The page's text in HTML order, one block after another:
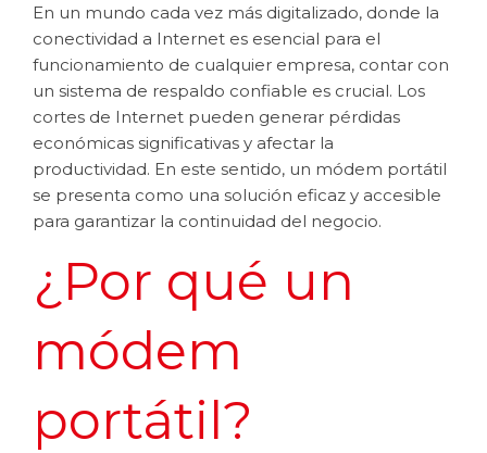
En un mundo cada vez más digitalizado, donde la
conectividad a Internet es esencial para el
funcionamiento de cualquier empresa, contar con
un sistema de respaldo confiable es crucial. Los
cortes de Internet pueden generar pérdidas
económicas significativas y afectar la
productividad. En este sentido, un módem portátil
se presenta como una solución eficaz y accesible
para garantizar la continuidad del negocio.
¿Por qué un
módem
portátil?